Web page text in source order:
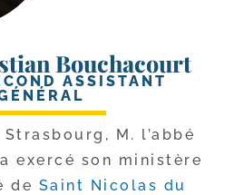
Bouchacourt
ASSISTANT
Strasbourg, M. l’ab­bé
exer­cé son minis­tère
de Saint Nicolas du